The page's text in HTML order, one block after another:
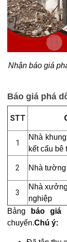
Nhận báo giá
Báo giá phá
STT
1
Nhà
kết cấu bê
2 Nhà
3
Nhà
nghiệp
Bảng
báo
chuyển.Chú ý: